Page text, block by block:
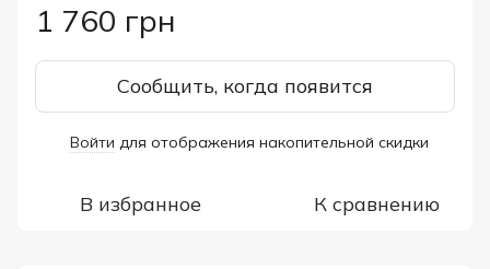
1 760 грн
Сообщить, когда появится
Войти для отображения накопительной скидки
В избранное К сравнению